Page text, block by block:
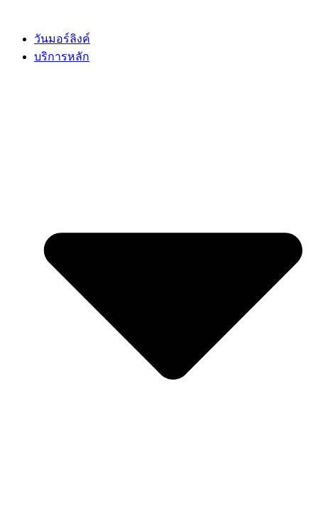
contentวันมอร์ลิงค์
บริการหลัก